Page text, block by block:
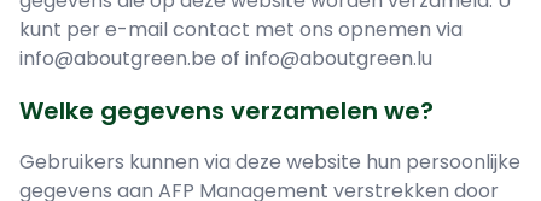
kunt per e-mail contact met ons opnemen via
info@aboutgreen.be of info@aboutgreen.lu
Welke gegevens verzamelen we?
Gebruikers kunnen via deze website hun persoonlijke
gegevens aan AFP Management verstrekken door